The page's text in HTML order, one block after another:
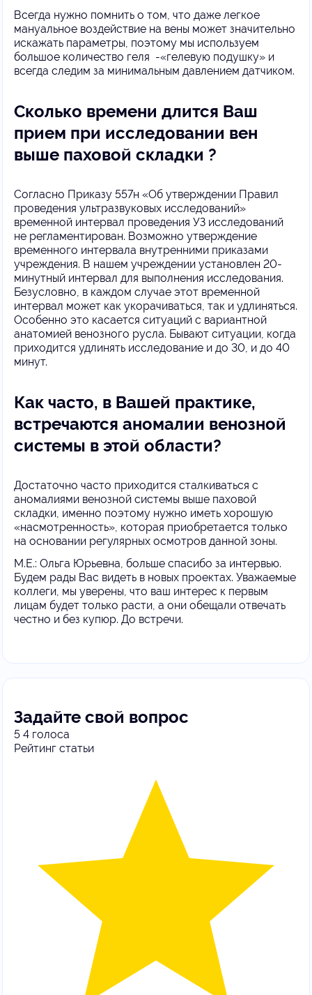
Всегда нужно помнить о том, что даже легкое
мануальное воздействие на вены может значительно
искажать параметры, поэтому мы используем
большое количество геля -«гелевую подушку» и
всегда следим за минимальным давлением датчиком.
Сколько времени длится Ваш
прием при исследовании вен
выше паховой складки ?
Согласно Приказу 557н «Об утверждении Правил
проведения ультразвуковых исследований»
временной интервал проведения УЗ исследований
не регламентирован. Возможно утверждение
временного интервала внутренними приказами
учреждения. В нашем учреждении установлен 20-
минутный интервал для выполнения исследования.
Безусловно, в каждом случае этот временной
интервал может как укорачиваться, так и удлиняться.
Особенно это касается ситуаций с вариантной
анатомией венозного русла. Бывают ситуации, когда
приходится удлинять исследование и до 30, и до 40
минут.
Как часто, в Вашей практике,
встречаются аномалии венозной
системы в этой области?
Достаточно часто приходится сталкиваться с
аномалиями венозной системы выше паховой
складки, именно поэтому нужно иметь хорошую
«насмотренность», которая приобретается только
на основании регулярных осмотров данной зоны.
М.Е.: Ольга Юрьевна, больше спасибо за интервью.
Будем рады Вас видеть в новых проектах. Уважаемые
коллеги, мы уверены, что ваш интерес к первым
лицам будет только расти, а они обещали отвечать
честно и без купюр. До встречи.
Задайте свой вопрос
5 4 голоса
Рейтинг статьи